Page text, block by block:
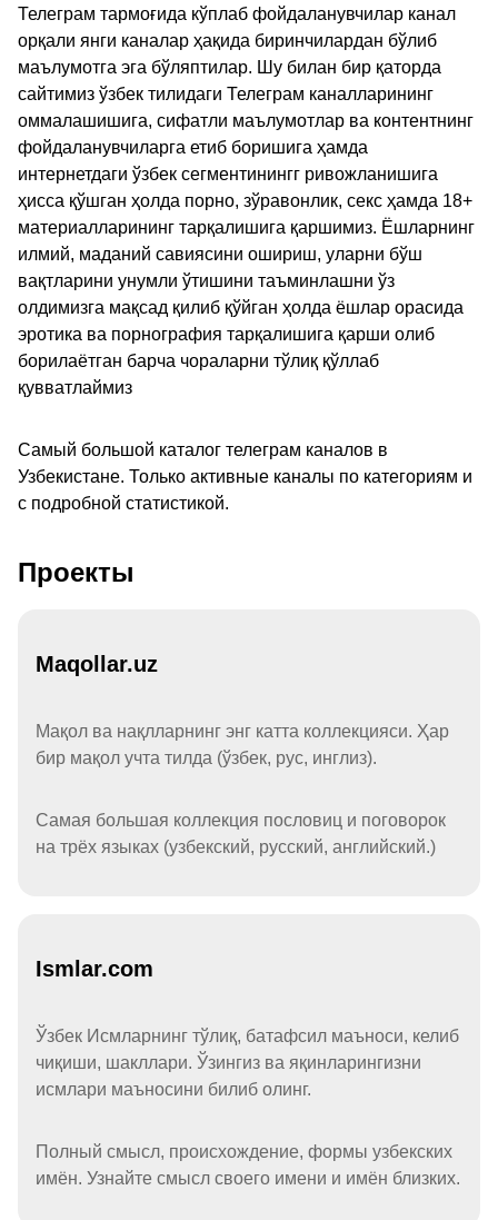
Телеграм тармоғида кўплаб фойдаланувчилар канал
орқали янги каналар ҳақида биринчилардан бўлиб
маълумотга эга бўляптилар. Шу билан бир қаторда
сайтимиз ўзбек тилидаги Телеграм каналларининг
оммалашишига, сифатли маълумотлар ва контентнинг
фойдаланувчиларга етиб боришига ҳамда
интернетдаги ўзбек сегментинингг ривожланишига
ҳисса қўшган ҳолда порно, зўравонлик, секс ҳамда 18+
материалларининг тарқалишига қаршимиз. Ёшларнинг
илмий, маданий савиясини ошириш, уларни бўш
вақтларини унумли ўтишини таъминлашни ўз
олдимизга мақсад қилиб қўйган ҳолда ёшлар орасида
эротика ва порнография тарқалишига қарши олиб
борилаётган барча чораларни тўлиқ қўллаб
қувватлаймиз
Самый большой каталог телеграм каналов в
Узбекистане. Только активные каналы по категориям и
с подробной статистикой.
Проекты
Maqollar.uz
Мақол ва нақлларнинг энг катта коллекцияси. Ҳар
бир мақол учта тилда (ўзбек, рус, инглиз).
Самая большая коллекция пословиц и поговорок
на трёх языках (узбекский, русский, английский.)
Ismlar.com
Ўзбек Исмларнинг тўлиқ, батафсил маъноси, келиб
чиқиши, шакллари. Ўзингиз ва яқинларингизни
исмлари маъносини билиб олинг.
Полный смысл, происхождение, формы узбекских
имён. Узнайте смысл своего имени и имён близких.